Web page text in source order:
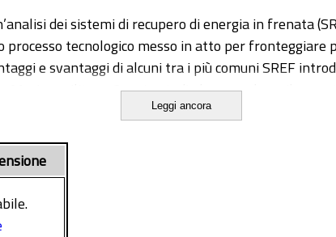
dei sistemi di recupero di energia in frenata
tecnologico messo in atto per
e svantaggi di alcuni tra i più comuni SREF
militare. Questo studio ha come base il
un generatore elettrico, un motore
studieranno utilizzate simulazioni e misurazioni
Leggi ancora